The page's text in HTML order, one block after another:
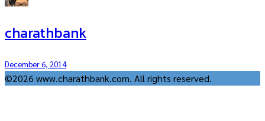
charathbank
December 6, 2014
©2026 www.charathbank.com. All rights reserved.